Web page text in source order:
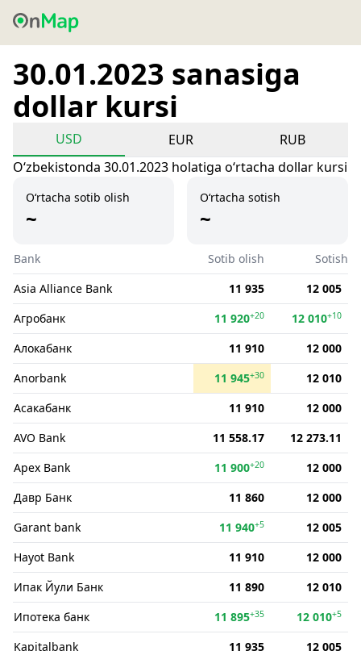
30.01.2023 sanasiga
dollar kursi
USD EUR
RUB
Oʻzbekistonda 30.01.2023 holatiga oʻrtacha dollar kursi
O‘rtacha sotib olish
~
O‘rtacha sotish
~
Bank Sotib olish
Sotish
Asia Alliance Bank
11 935
12 005
Агробанк
11 920+20 12 010+10
Алокабанк 11 910
12 000
Anorbank
11 945+30
12 010
Асакабанк
11 910
12 000
AVO Bank
11 558.17
12 273.11
Apex Bank
11 900+20
12 000
Давр Банк
11 860
12 000
Garant bank
11 940+5
12 005
Hayot Bank
11 910
12 000
Ипак Йули Банк
11 890
12 010
Ипотека банк
11 895+35 12 010+5
Kapitalbank 11 935
12 005